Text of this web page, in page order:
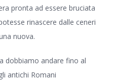
pronta ad essere bruciata
rinascere dalle ceneri
nuova.
dobbiamo andare fino al
antichi Romani